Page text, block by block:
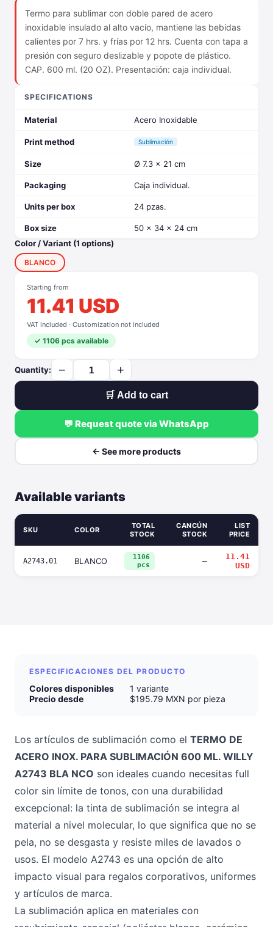
Termo para sublimar con doble pared de acero
inoxidable insulado al alto vacío, mantiene las bebidas
calientes por 7 hrs. y frías por 12 hrs. Cuenta con tapa a
presión con seguro deslizable y popote de plástico.
CAP. 600 ml. (20 OZ). Presentación: caja individual.
SPECIFICATIONS
Material Acero Inoxidable
Print method Sublimación
Size Ø 7.3 x 21 cm
Packaging Caja individual.
Units per box 24 pzas.
Box size
50 x 34 x 24 cm
Color / Variant (1 options)
BLANCO
Starting from
11.41 USD
VAT included · Customization not included
✓ 1106 pcs available
Quantity: − +
🛒 Add to cart
💬 Request quote via WhatsApp
← See more products
Available variants
SKU COLOR
TOTAL
STOCK
CANCÚN
STOCK
LIST
PRICE
A2743.01 BLANCO
1106
pcs
—
11.41
USD
ESPECIFICACIONES DEL PRODUCTO
Colores disponibles
1 variante
Precio desde
$195.79 MXN por pieza
Los artículos de sublimación como el TERMO DE
ACERO INOX. PARA SUBLIMACIÓN 600 ML. WILLY
A2743 BLA NCO son ideales cuando necesitas full
color sin límite de tonos, con una durabilidad
excepcional: la tinta de sublimación se integra al
material a nivel molecular, lo que significa que no se
pela, no se desgasta y resiste miles de lavados o
usos. El modelo A2743 es una opción de alto
impacto visual para regalos corporativos, uniformes
y artículos de marca.
La sublimación aplica en materiales con